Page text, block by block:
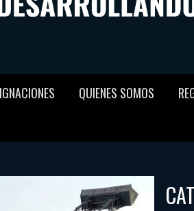
QUIENES SOMOS